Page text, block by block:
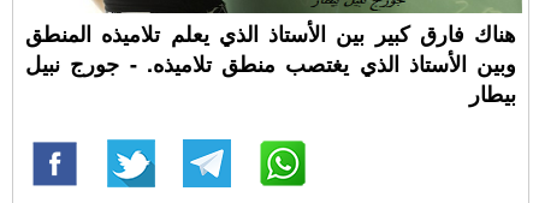
هناك فارق كبير بين الأستاذ الذي يعلم تلاميذه المنطق
وبين الأستاذ الذي يغتصب منطق تلاميذه. - جورج نبيل
بيطار